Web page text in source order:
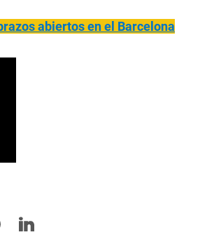
abiertos en el Barcelona